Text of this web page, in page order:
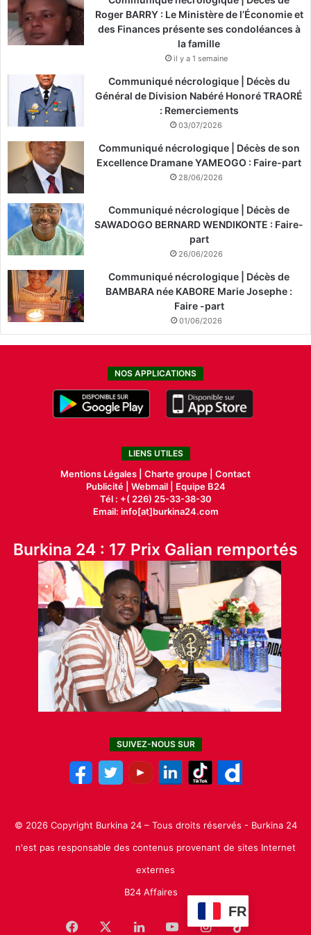
Roger BARRY : Le Ministère de l’Économie et
des Finances présente ses condoléances à
la famille
il y a 1 semaine
Communiqué nécrologique | Décès du
Général de Division Nabéré Honoré TRAORÉ
: Remerciements
03/07/2026
Communiqué nécrologique | Décès de son
Excellence Dramane YAMEOGO : Faire-part
28/06/2026
Communiqué nécrologique | Décès de
SAWADOGO BERNARD WENDIKONTE : Faire-
part
26/06/2026
Communiqué nécrologique | Décès de
BAMBARA née KABORE Marie Josephe :
Faire -part
01/06/2026
NOS APPLICATIONS
LIENS UTILES
Mentions Légales | Charte groupe | Contact
Publicité| Webmail |
Equipe B24
Tél : +( 226) 25-33-38-30
Email: info[at]burkina24.com
Burkina 24 : 17 Prix Galian remportés
SUIVEZ-NOUS SUR
© 2026 Copyright Burkina 24 – Tous droits réservés - Burkina 24
n'est pas responsable des contenus provenant de sites Internet
externes
B24 Affaires
FR
Facebook LinkedinYouTubeInstagram
TikTok